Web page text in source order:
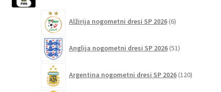
Alžirija nogometni dresi SP 2026 6izdelkov
Anglija nogometni dresi SP 2026 51izdelkov
Argentina nogometni dresi SP 2026 120izdelkov